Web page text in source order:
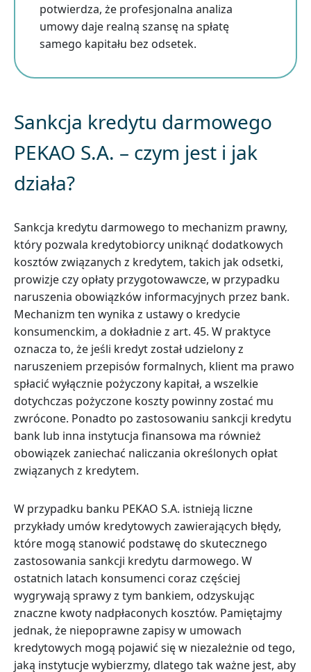
potwierdza, że profesjonalna analiza
umowy daje realną szansę na spłatę
samego kapitału bez odsetek.
Sankcja kredytu darmowego
PEKAO S.A. – czym jest i jak
działa?
Sankcja kredytu darmowego to mechanizm prawny,
który pozwala kredytobiorcy uniknąć dodatkowych
kosztów związanych z kredytem, takich jak odsetki,
prowizje czy opłaty przygotowawcze, w przypadku
naruszenia obowiązków informacyjnych przez bank.
Mechanizm ten wynika z ustawy o kredycie
konsumenckim, a dokładnie z art. 45. W praktyce
oznacza to, że jeśli kredyt został udzielony z
naruszeniem przepisów formalnych, klient ma prawo
spłacić wyłącznie pożyczony kapitał, a wszelkie
dotychczas pożyczone koszty powinny zostać mu
zwrócone. Ponadto po zastosowaniu sankcji kredytu
bank lub inna instytucja finansowa ma również
obowiązek zaniechać naliczania określonych opłat
związanych z kredytem.
W przypadku banku PEKAO S.A. istnieją liczne
przykłady umów kredytowych zawierających błędy,
które mogą stanowić podstawę do skutecznego
zastosowania sankcji kredytu darmowego. W
ostatnich latach konsumenci coraz częściej
wygrywają sprawy z tym bankiem, odzyskując
znaczne kwoty nadpłaconych kosztów. Pamiętajmy
jednak, że niepoprawne zapisy w umowach
kredytowych mogą pojawić się w niezależnie od tego,
jaką instytucje wybierzmy, dlatego tak ważne jest, aby